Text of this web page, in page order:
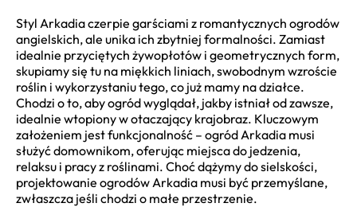
Styl Arkadia czerpie garściami z romantycznych ogrodów
angielskich, ale unika ich zbytniej formalności. Zamiast
idealnie przyciętych żywopłotów i geometrycznych form,
skupiamy się tu na miękkich liniach, swobodnym wzroście
roślin i wykorzystaniu tego, co już mamy na działce.
Chodzi o to, aby ogród wyglądał, jakby istniał od zawsze,
idealnie wtopiony w otaczający krajobraz. Kluczowym
założeniem jest funkcjonalność – ogród Arkadia musi
służyć domownikom, oferując miejsca do jedzenia,
relaksu i pracy z roślinami. Choć dążymy do sielskości,
projektowanie ogrodów Arkadia musi być przemyślane,
zwłaszcza jeśli chodzi o małe przestrzenie.